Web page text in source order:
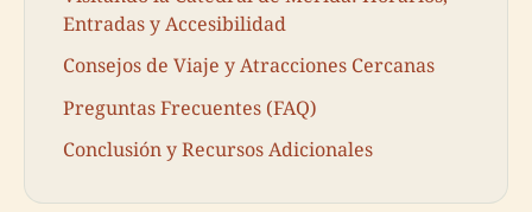
Entradas y Accesibilidad
Consejos de Viaje y Atracciones Cercanas
Preguntas Frecuentes (FAQ)
Conclusión y Recursos Adicionales